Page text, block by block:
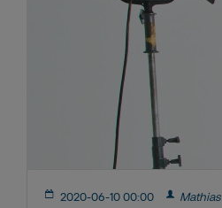
2020-06-10 00:00 Mathias